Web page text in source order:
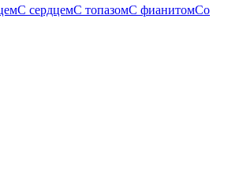
С сердцемС топазомС фианитомСо